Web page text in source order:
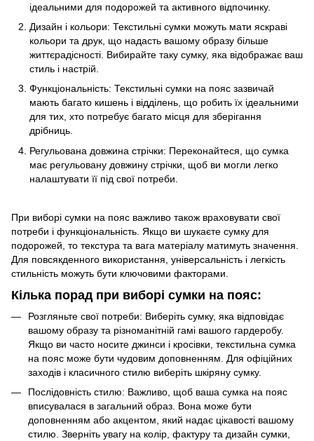
ідеальними для подорожей та активного відпочинку.
Дизайн і кольори: Текстильні сумки можуть мати яскраві
кольори та друк, що надасть вашому образу більше
життєрадісності. Вибирайте таку сумку, яка відображає ваш
стиль і настрій.
Функціональність: Текстильні сумки на пояс зазвичай
мають багато кишень і відділень, що робить їх ідеальними
для тих, хто потребує багато місця для зберігання
дрібниць.
Регульована довжина стрічки: Переконайтеся, що сумка
має регульовану довжину стрічки, щоб ви могли легко
налаштувати її під свої потреби.
При виборі сумки на пояс важливо також враховувати свої
потреби і функціональність. Якщо ви шукаєте сумку для
подорожей, то текстура та вага матеріалу матимуть значення.
Для повсякденного використання, універсальність і легкість
стильність можуть бути ключовими факторами.
Кілька порад при виборі сумки на пояс:
Розгляньте свої потреби: Виберіть сумку, яка відповідає
вашому образу та різноманітній гамі вашого гардеробу.
Якщо ви часто носите джинси і кросівки, текстильна сумка
на пояс може бути чудовим доповненням. Для офіційних
заходів і класичного стилю виберіть шкіряну сумку.
Послідовність стилю: Важливо, щоб ваша сумка на пояс
вписувалася в загальний образ. Вона може бути
доповненням або акцентом, який надає цікавості вашому
стилю. Зверніть увагу на колір, фактуру та дизайн сумки,